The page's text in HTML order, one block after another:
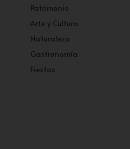
Patrimonio
Arte y Cultura
Naturaleza
Gastronomía
Fiestas